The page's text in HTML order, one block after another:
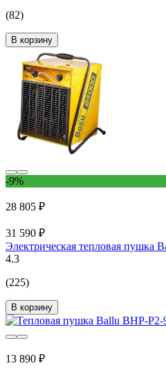
(82)
В корзину
-9%
28 805 ₽
31 590 ₽
Электрическая тепловая пушка
4.3
(225)
В корзину
13 890 ₽